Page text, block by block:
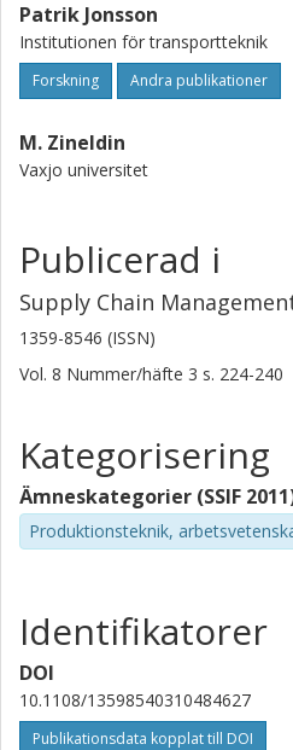
Patrik Jonsson
Institutionen för transportteknik
Forskning Andra publikationer
M. Zineldin
Vaxjo universitet
Publicerad i
Supply Chain
1359-8546 (ISSN)
Vol. 8 Nummer/häfte 3 s. 224-240
Kategorisering
Ämneskategorier (SSIF
Produktionsteknik,
Identifikatorer
DOI
10.1108/13598540310484627
Publikationsdata kopplat till DOI